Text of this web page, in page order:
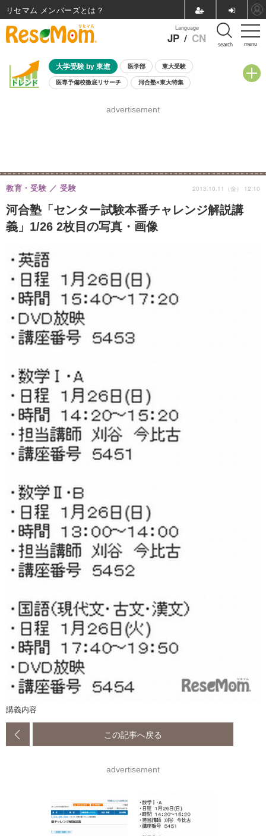
menu
Language
JP / CN search
大学受験 by 東進 医学部 東大受験
医専予備校徹底リサーチ 河合塾×東大特集
8月開催学校説明会・相談会
advertisement
河合塾「センター試験本番チャレンジ解説講
義」1/26 2枚目の写真・画像
教育・受験 受験 2013.10.11（金） 12:10
講義内容
この記事へ戻る
advertisement
リセマム メンバーズ